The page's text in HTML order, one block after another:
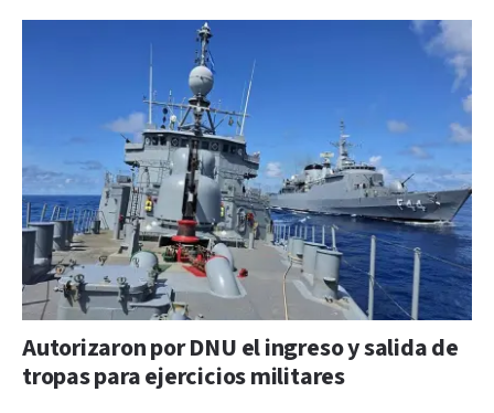
Autorizaron por DNU el ingreso y salida de
tropas para ejercicios militares